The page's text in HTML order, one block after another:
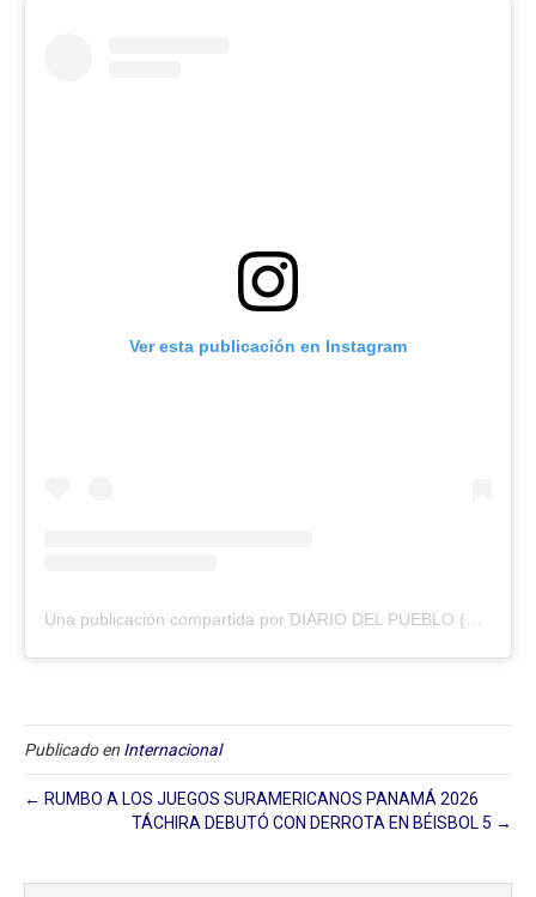
Ver esta publicación en Instagram
Una publicación compartida por DIARIO DEL PUEBLO (@diariodlpueblo)
Publicado en Internacional
← RUMBO A LOS JUEGOS SURAMERICANOS PANAMÁ 2026
TÁCHIRA DEBUTÓ CON DERROTA EN BÉISBOL 5 →